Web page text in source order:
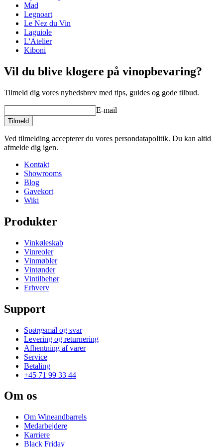
Offset tryk med vandlak. Svanemærket.
Vælg mellem 3 forskellige størrelser: A3 (29,7x42cm),
35x50cm og 50x70cm. Vælg din favorit her på siden.
Fås i 2 smukke farver. Vælg din favorit her på siden.
Mad
Legnoart
Le Nez du Vin
Laguiole
L'Atelier
Kiboni
Vil du blive klogere på vinopbevaring?
Tilmeld dig vores nyhedsbrev med tips, guides og gode tilbud.
E-mail
Tilmeld
Ved tilmelding accepterer du vores persondatapolitik. Du kan altid
afmelde dig igen.
Kontakt
Showrooms
Blog
Gavekort
Wiki
Produkter
Vinkøleskab
Vinreoler
Vinmøbler
Vintønder
Vintilbehør
Erhverv
Support
Spørgsmål og svar
Levering og returnering
Afhentning af varer
Service
Betaling
+45 71 99 33 44
Om os
Om Wineandbarrels
Medarbejdere
Karriere
Black Friday